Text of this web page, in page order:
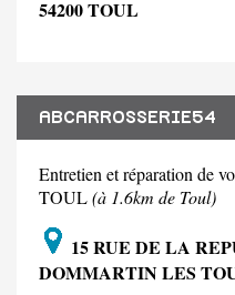
54200 TOUL
ABCARROSSERIE54
Entretien et réparation de
TOUL(à 1.6km de Toul)
15 RUE DE LA
DOMMARTIN LES